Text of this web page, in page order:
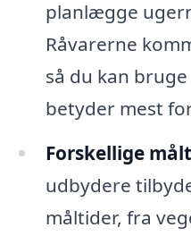
planlægge
Råvarerne
så du kan
betyder mest
Forskellige
udbydere
måltider, fra